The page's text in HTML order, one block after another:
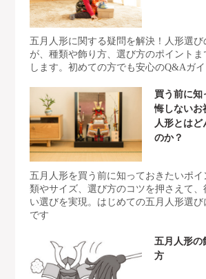
五月人形に関する疑問を解決！人形選び
が、種類や飾り方、選び方のポイントま
します。初めての方でも安心のQ&Aガイ
買う前に知
悔しないお
人形とは
のか？
五月人形を買う前に知っておきたいポ
類やサイズ、選び方のコツを押さえて
い選びを実現。はじめての五月人形選び
です
五月人形の
方